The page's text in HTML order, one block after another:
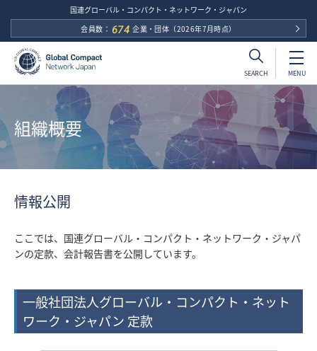
SEARCH MENU
国連グローバル・コンパクト・ネットワーク・ジャパン
会員数： 674 企業・団体 （2026年7月時点）
組織概要
情報公開
ここでは、国連グローバル・コンパクト・ネットワーク・ジャパ
ンの定款、会計報告書を公開しています。
一般社団法人グローバル・コンパクト・ネット
ワーク・ジャパン 定款